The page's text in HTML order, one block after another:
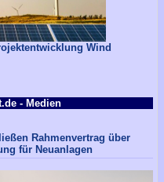
Wind
- Medien
Rahmenvertrag über
für Neuanlagen